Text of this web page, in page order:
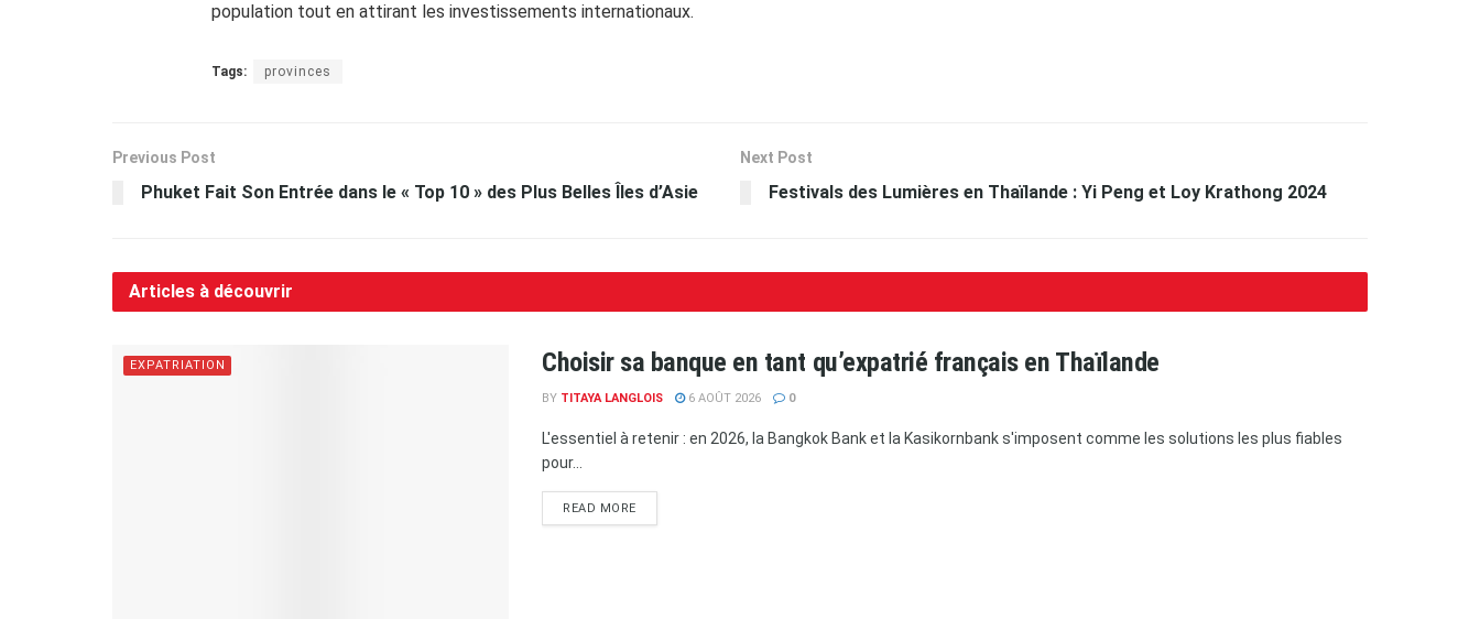
population tout en attirant les investissements internationaux.
Tags: provinces
Previous Post
Phuket Fait Son Entrée dans le « Top 10 » des Plus Belles Îles d’Asie
Next Post
Festivals des Lumières en Thaïlande : Yi Peng et Loy Krathong 2024
Articles à découvrir
EXPATRIATION Choisir sa banque en tant qu’expatrié français en Thaïlande
BY TITAYA LANGLOIS 6 AOÛT 2026 0
L'essentiel à retenir : en 2026, la Bangkok Bank et la Kasikornbank s'imposent comme les solutions les plus fiables
pour...
READ MORE